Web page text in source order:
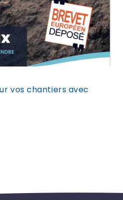
vos chantiers avec